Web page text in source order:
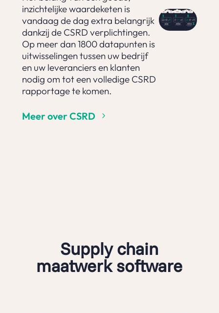
inzichtelijke waardeketen is
vandaag de dag extra belangrijk
dankzij de CSRD verplichtingen.
Op meer dan 1800 datapunten is
uitwisselingen tussen uw bedrijf
en uw leveranciers en klanten
nodig om tot een volledige CSRD
rapportage te komen.
Meer over CSRD
Supply chain
maatwerk software